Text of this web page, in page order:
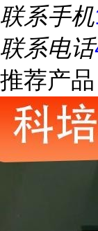
联系手机
联系电话
推荐产品